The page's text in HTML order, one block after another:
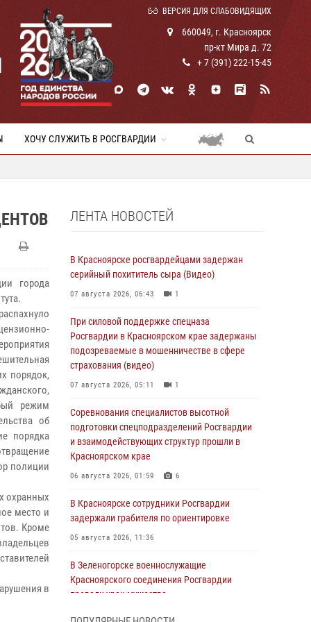
ВЕРСИЯ ДЛЯ СЛАБОВИДЯЩИХ
660049, г. Красноярск
пр-кт Мира д. 72
+ 7 (391) 222-15-45
ХОЧУ СЛУЖИТЬ В РОСГВАРДИИ
города
порядок,
режим
об
порядка
полиции
охранных
место и
Кроме
в
ЛЕНТА НОВОСТЕЙ
В Красноярске росгвардейцами задержан
серийный похититель сыра (Видео)
07 августа 2026, 06:43 1
При силовой поддержке спецназа
Росгвардии в Красноярском крае задержаны
подозреваемые в мошенничестве в сфере
страхования (видео)
07 августа 2026, 05:11 1
Соревнования специалистов высотной
подготовки спецподразделений Росгвардии
и взаимодействующих структур прошли в
Красноярском крае
06 августа 2026, 01:59 6
В Красноярске сотрудники Росгвардии
задержали грабителя по ориентировке
05 августа 2026, 11:36
В Зеленогорске военнослужащие
Красноярского соединения Росгвардии
провели урок мужества